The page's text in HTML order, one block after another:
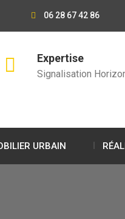
06 28 67 42 86
Expertise
Signalisation
URBAIN